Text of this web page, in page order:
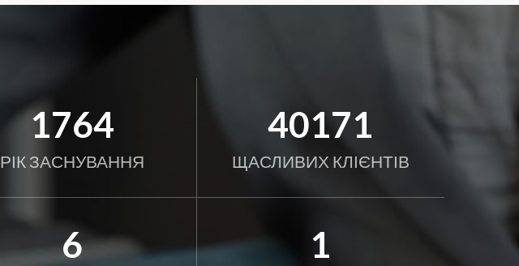
2013
РІК ЗАСНУВАННЯ
45798
ЩАСЛИВИХ КЛІЄНТІВ
7 1